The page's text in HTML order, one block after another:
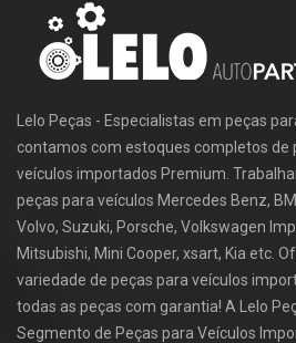
Lelo Peças - Especialistas em peças
contamos com estoques completos de
veículos importados Premium.
peças para veículos Mercedes Benz,
Volvo, Suzuki, Porsche, Volkswagen
Mitsubishi, Mini Cooper, xsart, Kia etc.
variedade de peças para veículos
todas as peças com garantia! A Lelo
Segmento de Peças para Veículos